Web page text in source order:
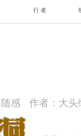
行 者
随感 作者： 大头